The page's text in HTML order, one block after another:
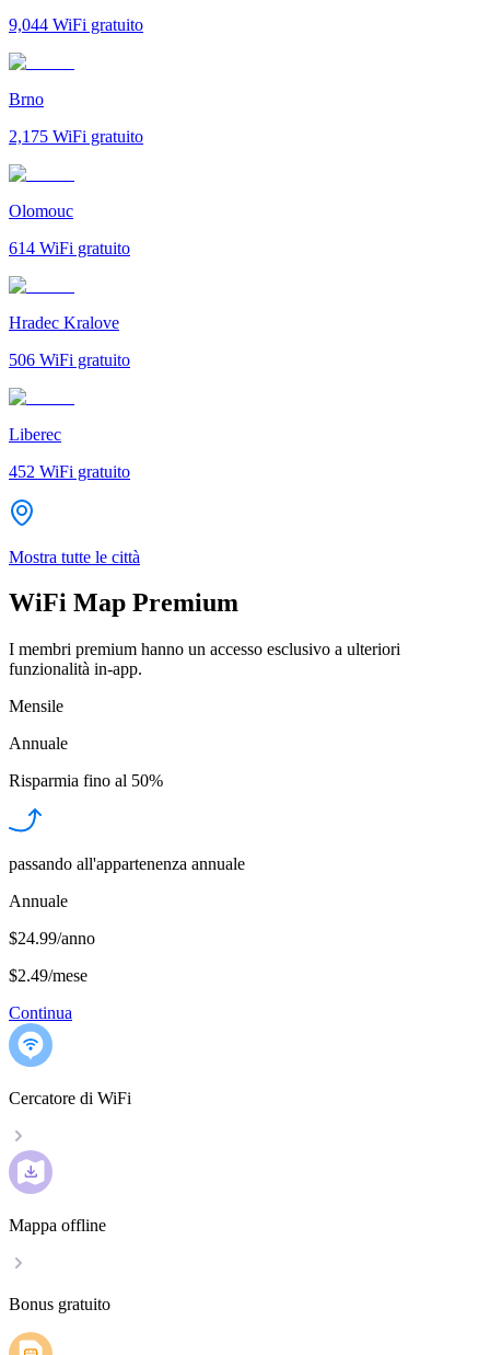
9,044 WiFi gratuito
Brno
2,175 WiFi gratuito
Olomouc
614 WiFi gratuito
Hradec Kralove
506 WiFi gratuito
Liberec
452 WiFi gratuito
Mostra tutte le città
WiFi Map Premium
I membri premium hanno un accesso esclusivo a ulteriori
funzionalità in-app.
Mensile
Annuale
Risparmia fino al 50%
passando all'appartenenza annuale
Annuale
$24.99/anno
$2.49/mese
Continua
Cercatore di WiFi
Mappa offline
Bonus gratuito